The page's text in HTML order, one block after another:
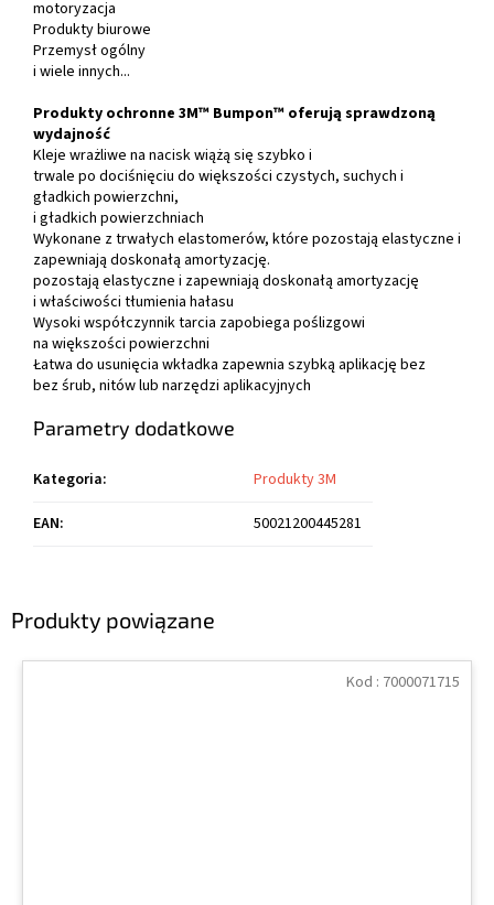
Produkty powiązane
Kod : 7000071715
motoryzacja
Produkty biurowe
Przemysł ogólny
i wiele innych...
Produkty ochronne 3M™ Bumpon™ oferują sprawdzoną
wydajność
Kleje wrażliwe na nacisk wiążą się szybko i
trwale po dociśnięciu do większości czystych, suchych i
gładkich powierzchni,
i gładkich powierzchniach
Wykonane z trwałych elastomerów, które pozostają elastyczne i
zapewniają doskonałą amortyzację.
pozostają elastyczne i zapewniają doskonałą amortyzację
i właściwości tłumienia hałasu
Wysoki współczynnik tarcia zapobiega poślizgowi
na większości powierzchni
Łatwa do usunięcia wkładka zapewnia szybką aplikację bez
bez śrub, nitów lub narzędzi aplikacyjnych
Parametry dodatkowe
Kategoria:
Produkty 3M
EAN: 50021200445281